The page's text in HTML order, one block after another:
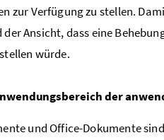
zur Verfügung zu stellen.
Ansicht, dass eine
würde.
der
und Office-Dokumente